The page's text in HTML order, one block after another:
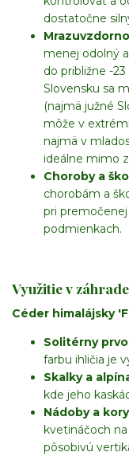
dostatočne
menej odolný
do približne -23
Slovensku sa
(najmä južné
môže v
najmä v
ideálne mimo
Choroby a
chorobám a
pri
podmienkach.
Využitie v záhrade
Céder himalájsky
Solitérny
farbu ihličia je
Skalky a
kde jeho
Nádoby a
kvetináčoch
pôsobivú